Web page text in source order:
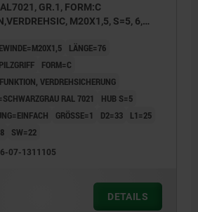
GR.1, FORM:C
M20X1,5, S=5, 6,
LÄNGE=76
FORM=C
VERDREHSICHERUNG
RAL 7021
HUB S=5
GRÖSSE=1 D2=33
L1=25
SW=22
07-1311105
DETAILS